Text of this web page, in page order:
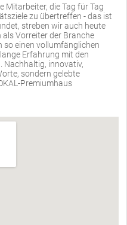
Mitarbeiter, die Tag für Tag
zu übertreffen - das ist
streben wir auch heute
Vorreiter der Branche
so einen vollumfänglichen
Erfahrung mit den
Nachhaltig, innovativ,
sondern gelebte
Premiumhaus